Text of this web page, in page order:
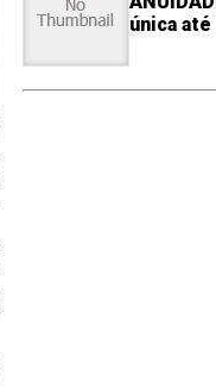
única até